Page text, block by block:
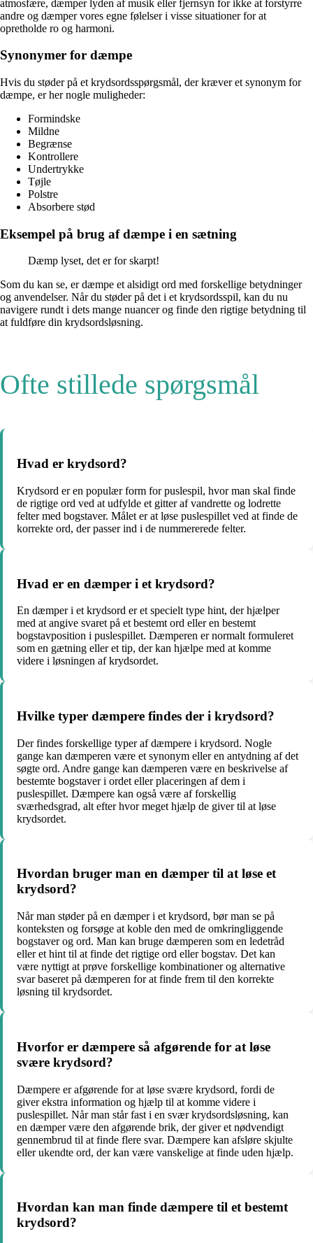
atmosfære, dæmper lyden af musik eller fjernsyn for ikke at forstyrre
andre og dæmper vores egne følelser i visse situationer for at
opretholde ro og harmoni.
Synonymer for dæmpe
Hvis du støder på et krydsordsspørgsmål, der kræver et synonym for
dæmpe, er her nogle muligheder:
Formindske
Mildne
Begrænse
Kontrollere
Undertrykke
Tøjle
Polstre
Absorbere stød
Eksempel på brug af dæmpe i en sætning
Dæmp lyset, det er for skarpt!
Som du kan se, er dæmpe et alsidigt ord med forskellige betydninger
og anvendelser. Når du støder på det i et krydsordsspil, kan du nu
navigere rundt i dets mange nuancer og finde den rigtige betydning til
at fuldføre din krydsordsløsning.
Ofte stillede spørgsmål
Hvad er krydsord?
Krydsord er en populær form for puslespil, hvor man skal finde
de rigtige ord ved at udfylde et gitter af vandrette og lodrette
felter med bogstaver. Målet er at løse puslespillet ved at finde de
korrekte ord, der passer ind i de nummererede felter.
Hvad er en dæmper i et krydsord?
En dæmper i et krydsord er et specielt type hint, der hjælper
med at angive svaret på et bestemt ord eller en bestemt
bogstavposition i puslespillet. Dæmperen er normalt formuleret
som en gætning eller et tip, der kan hjælpe med at komme
videre i løsningen af krydsordet.
Hvilke typer dæmpere findes der i krydsord?
Der findes forskellige typer af dæmpere i krydsord. Nogle
gange kan dæmperen være et synonym eller en antydning af det
søgte ord. Andre gange kan dæmperen være en beskrivelse af
bestemte bogstaver i ordet eller placeringen af dem i
puslespillet. Dæmpere kan også være af forskellig
sværhedsgrad, alt efter hvor meget hjælp de giver til at løse
krydsordet.
Hvordan bruger man en dæmper til at løse et
krydsord?
Når man støder på en dæmper i et krydsord, bør man se på
konteksten og forsøge at koble den med de omkringliggende
bogstaver og ord. Man kan bruge dæmperen som en ledetråd
eller et hint til at finde det rigtige ord eller bogstav. Det kan
være nyttigt at prøve forskellige kombinationer og alternative
svar baseret på dæmperen for at finde frem til den korrekte
løsning til krydsordet.
Hvorfor er dæmpere så afgørende for at løse
svære krydsord?
Dæmpere er afgørende for at løse svære krydsord, fordi de
giver ekstra information og hjælp til at komme videre i
puslespillet. Når man står fast i en svær krydsordsløsning, kan
en dæmper være den afgørende brik, der giver et nødvendigt
gennembrud til at finde flere svar. Dæmpere kan afsløre skjulte
eller ukendte ord, der kan være vanskelige at finde uden hjælp.
Hvordan kan man finde dæmpere til et bestemt
krydsord?